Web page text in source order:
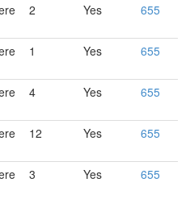
2 Yes 655
1 Yes 655
4 Yes 655
12 Yes 655
3 Yes 655